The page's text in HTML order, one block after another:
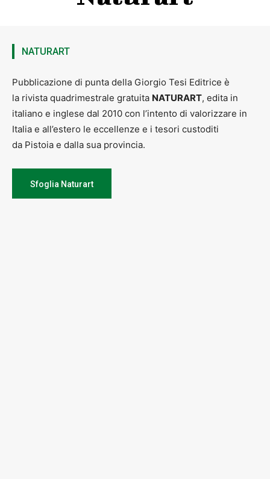
NATURART
Pubblicazione di punta della Giorgio Tesi Editrice è
la rivista quadrimestrale gratuita NATURART, edita in
italiano e inglese dal 2010 con l’intento di valorizzare in
Italia e all’estero le eccellenze e i tesori custoditi
da Pistoia e dalla sua provincia.
Sfoglia Naturart